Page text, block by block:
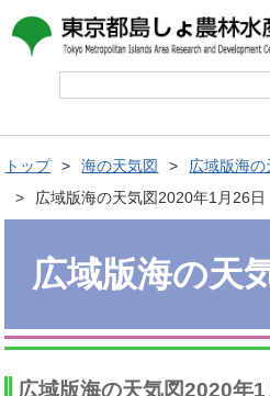
トップ 海の天気図
広域版海の
広域版海の天気図2020年1月26日
広域版海の天
広域版海の天気図2020年1